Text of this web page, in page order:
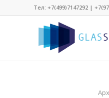
Тел: +7(499)7147292 |